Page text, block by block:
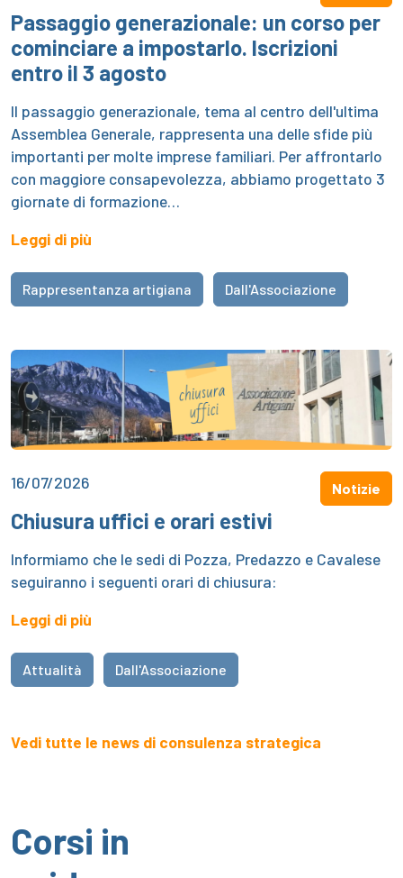
Passaggio generazionale: un corso per
cominciare a impostarlo. Iscrizioni
entro il 3 agosto
Il passaggio generazionale, tema al centro dell'ultima
Assemblea Generale, rappresenta una delle sfide più
importanti per molte imprese familiari. Per affrontarlo
con maggiore consapevolezza, abbiamo progettato 3
giornate di formazione…
Leggi di più
Rappresentanza artigiana Dall'Associazione
16/07/2026 Notizie
Chiusura uffici e orari estivi
Informiamo che le sedi di Pozza, Predazzo e Cavalese
seguiranno i seguenti orari di chiusura:
Leggi di più
Attualità Dall'Associazione
Vedi tutte le news di consulenza strategica
Corsi in